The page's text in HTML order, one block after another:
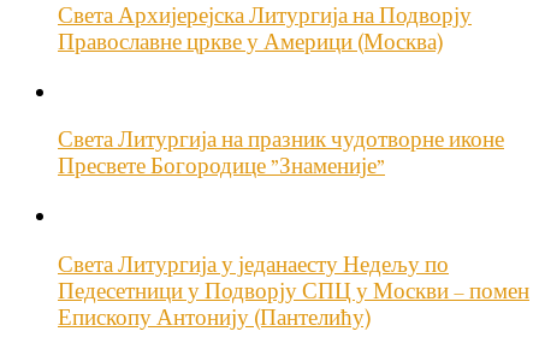
Света Архијерејска Литургија на Подворју
Православне цркве у Америци (Москва)
Света Литургија на празник чудотворне иконе
Пресвете Богородице ”Знаменије”
Света Литургија у једанаесту Недељу по
Педесетници у Подворју СПЦ у Москви – помен
Епископу Антонију (Пантелићу)